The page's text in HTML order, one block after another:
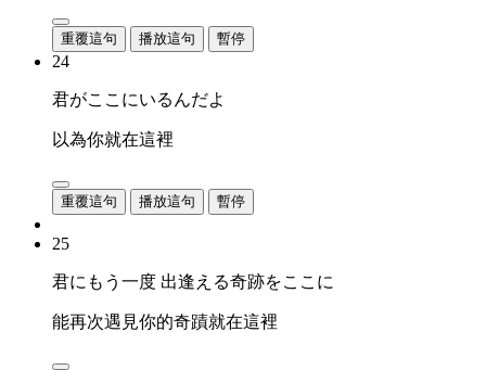
重覆這句 播放這句 暫停
24
君がここにいるんだよ
以為你就在這裡
重覆這句 播放這句 暫停
25
君にもう一度 出逢える奇跡をここに
能再次遇見你的奇蹟就在這裡